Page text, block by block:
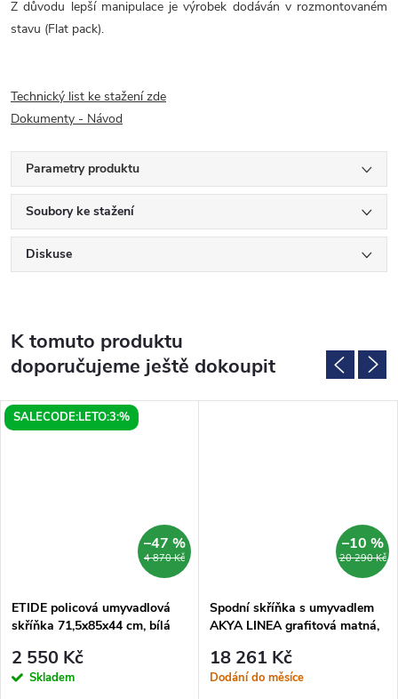
Z důvodu lepší manipulace je výrobek dodáván v rozmontovaném
stavu (Flat pack).
Technický list ke stažení zde
Dokumenty - Návod
Parametry produktu
Soubory ke stažení
Diskuse
K tomuto produktu
doporučujeme ještě dokoupit
SALECODE:LETO:3:%
4 870 Kč
–47 %
ETIDE policová umyvadlová
skříňka 71,5x85x44 cm, bílá
2 550 Kč
Skladem
20 290 Kč
–10 %
Spodní skříňka s umyvadlem
AKYA LINEA grafitová matná,
18 261 Kč
Dodání do měsíce